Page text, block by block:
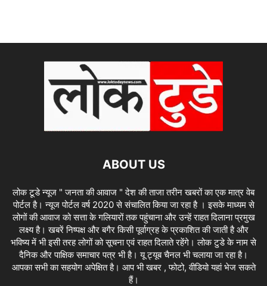
ABOUT US
लोक टूडे न्यूज " जनता की आवाज " देश की ताजा तरीन खबरों का एक मात्र वेब
पोर्टल है। न्यूज पोर्टल वर्ष 2020 से संचालित किया जा रहा है । इसके माध्यम से
लोगों की आवाज को सत्ता के गलियारों तक पहुंचाना और उन्हें राहत दिलाना प्रमुख
लक्ष्य है। खबरें निष्पक्ष और बगैर किसी पूर्वाग्रह के प्रकाशित की जाती है और
भविष्य में भी इसी तरह लोगों को सूचना एवं राहत दिलाते रहेंगे। लोक टुडे के नाम से
दैनिक और पाक्षिक समाचार पत्र भी है। यू ट्यूब चैनल भी चलाया जा रहा है।
आपका सभी का सहयोग अपेक्षित है। आप भी खबर , फोटो, वीडियो यहां भेज सकते
हैं।